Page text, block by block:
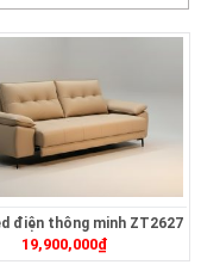
điện thông minh ZT2627
19,900,000₫